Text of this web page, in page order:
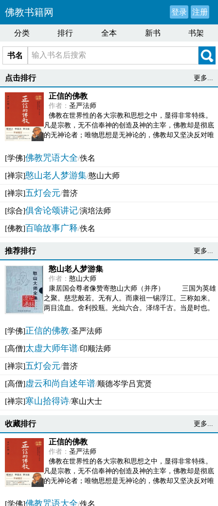
佛教书籍网 登录 注册
分类 排行 全本 新书 书架
书名
点击排行 更多...
正信的佛教
作者： 圣严法师
佛教在世界性的各大宗教和思想之中，显得非常特殊。
凡是宗教，无不信奉神的创造及神的主宰，佛教却是彻底
的无神论者；唯物思想是无神论的，佛教却又坚决反对唯
[学佛]佛教咒语大全/佚名
[禅宗]憨山老人梦游集/憨山大师
[禅宗]五灯会元/普济
[综合]俱舍论颂讲记/演培法师
[佛教]百喻故事广释/佚名
推荐排行 更多...
憨山老人梦游集
作者： 憨山大师
康居国会尊者像赞寄憨山大师（并序） 三国为英雄
之聚。慈悲般若。无有人。而康祖一锡浮江。三称如来。
两目流血。舍利投瓶。光灿六合。泽绵千古。当是时也。
[学佛]正信的佛教/圣严法师
[高僧]太虚大师年谱/印顺法师
[禅宗]五灯会元/普济
[高僧]虚云和尚自述年谱/顺德岑学吕宽贤
[禅宗]寒山拾得诗/寒山大士
收藏排行 更多...
正信的佛教
作者： 圣严法师
佛教在世界性的各大宗教和思想之中，显得非常特殊。
凡是宗教，无不信奉神的创造及神的主宰，佛教却是彻底
的无神论者；唯物思想是无神论的，佛教却又坚决反对唯
[学佛]佛教咒语大全/佚名